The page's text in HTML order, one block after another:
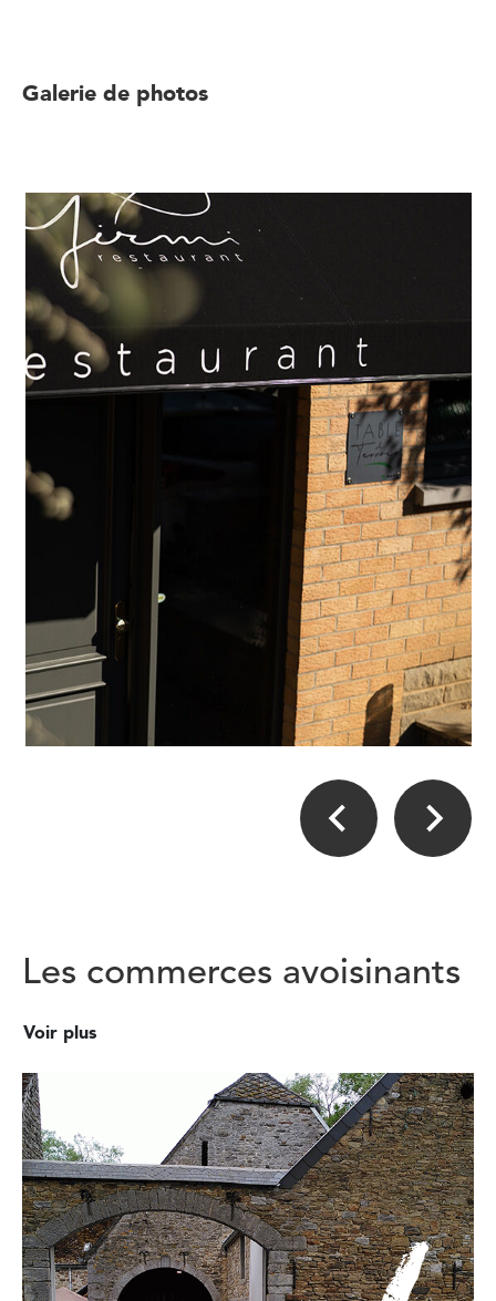
Galerie de photos
Les commerces avoisinants
Voir plus